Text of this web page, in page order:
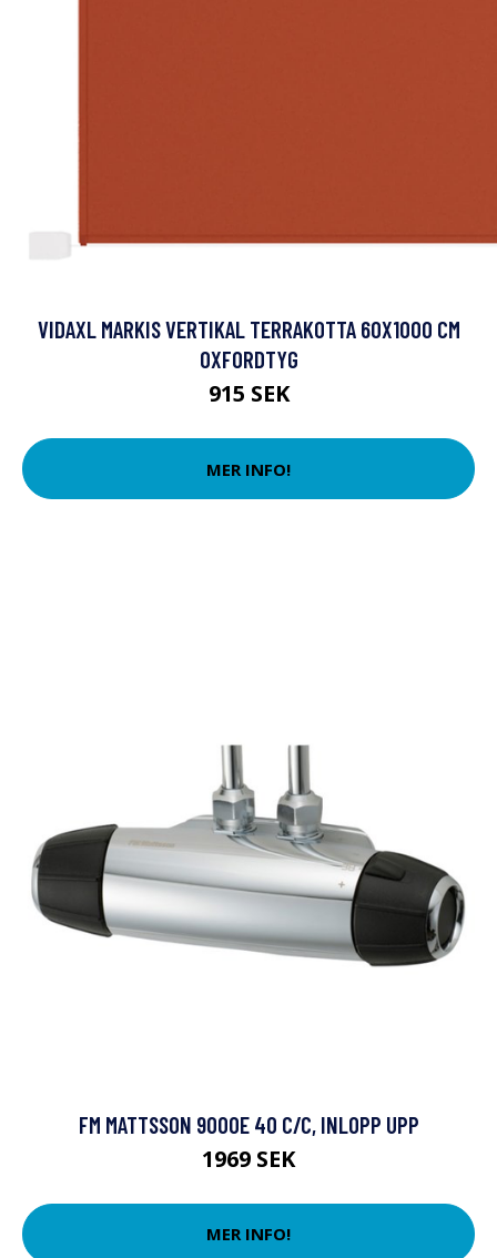
VIDAXL MARKIS VERTIKAL TERRAKOTTA 60X1000 CM
OXFORDTYG
915 SEK
MER INFO!
FM MATTSSON 9000E 40 C/C, INLOPP UPP
1969 SEK
MER INFO!